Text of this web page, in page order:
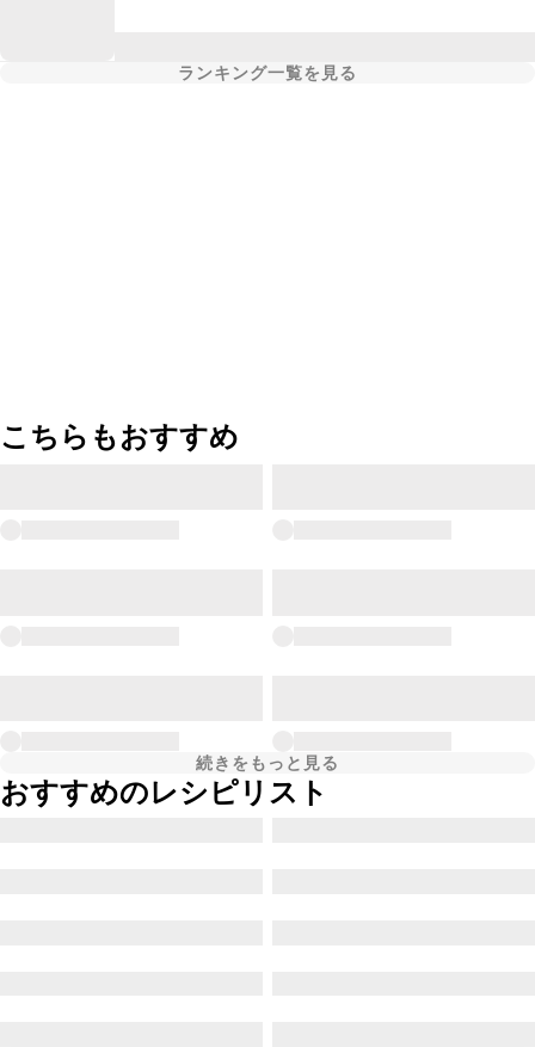
ランキング一覧を見る
こちらもおすすめ
続きをもっと見る
おすすめのレシピリスト